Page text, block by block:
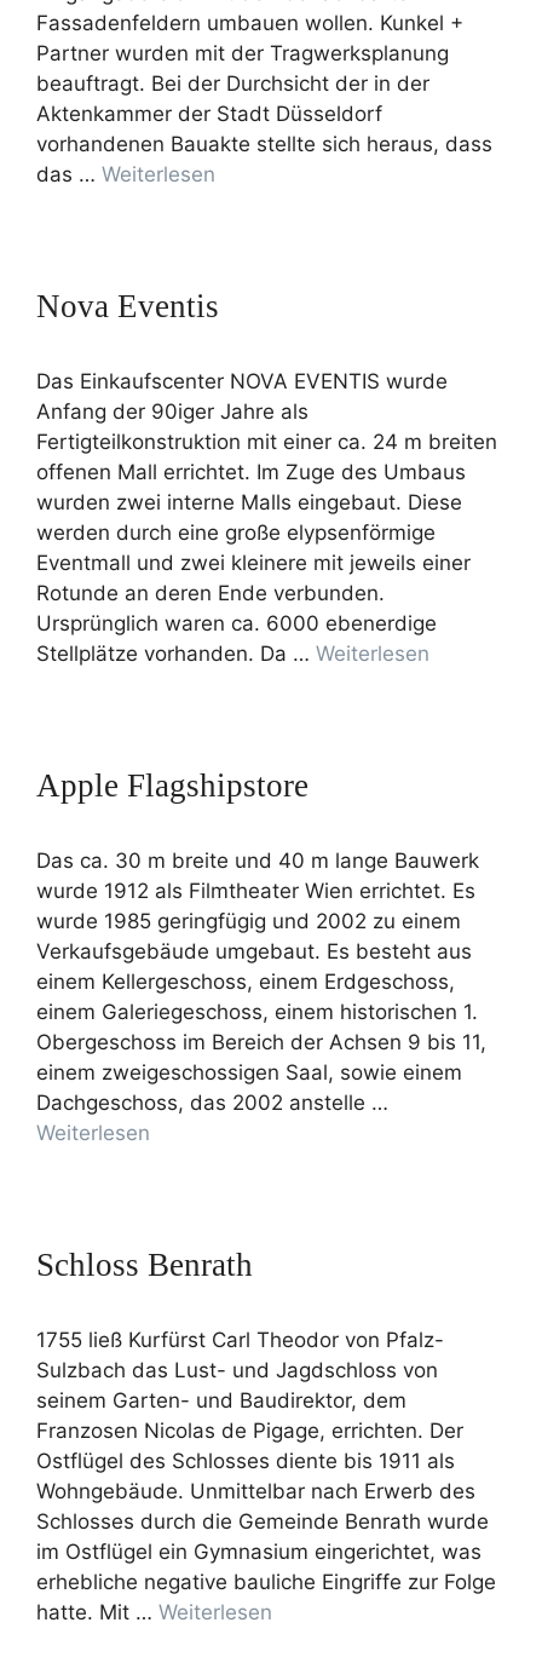
Fassadenfeldern umbauen wollen. Kunkel +
Partner wurden mit der Tragwerksplanung
beauftragt. Bei der Durchsicht der in der
Aktenkammer der Stadt Düsseldorf
vorhandenen Bauakte stellte sich heraus, dass
das … Weiterlesen
Nova Eventis
Das Einkaufscenter NOVA EVENTIS wurde
Anfang der 90iger Jahre als
Fertigteilkonstruktion mit einer ca. 24 m breiten
offenen Mall errichtet. Im Zuge des Umbaus
wurden zwei interne Malls eingebaut. Diese
werden durch eine große elypsenförmige
Eventmall und zwei kleinere mit jeweils einer
Rotunde an deren Ende verbunden.
Ursprünglich waren ca. 6000 ebenerdige
Stellplätze vorhanden. Da … Weiterlesen
Apple Flagshipstore
Das ca. 30 m breite und 40 m lange Bauwerk
wurde 1912 als Filmtheater Wien errichtet. Es
wurde 1985 geringfügig und 2002 zu einem
Verkaufsgebäude umgebaut. Es besteht aus
einem Kellergeschoss, einem Erdgeschoss,
einem Galeriegeschoss, einem historischen 1.
Obergeschoss im Bereich der Achsen 9 bis 11,
einem zweigeschossigen Saal, sowie einem
Dachgeschoss, das 2002 anstelle …
Weiterlesen
Schloss Benrath
1755 ließ Kurfürst Carl Theodor von Pfalz-
Sulzbach das Lust- und Jagdschloss von
seinem Garten- und Baudirektor, dem
Franzosen Nicolas de Pigage, errichten. Der
Ostflügel des Schlosses diente bis 1911 als
Wohngebäude. Unmittelbar nach Erwerb des
Schlosses durch die Gemeinde Benrath wurde
im Ostflügel ein Gymnasium eingerichtet, was
erhebliche negative bauliche Eingriffe zur Folge
hatte. Mit … Weiterlesen